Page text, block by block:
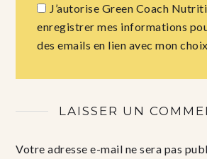
J’autorise Green Coach
enregistrer mes informations
des emails en lien avec mon
LAISSER UN
Votre adresse e-mail ne sera pas